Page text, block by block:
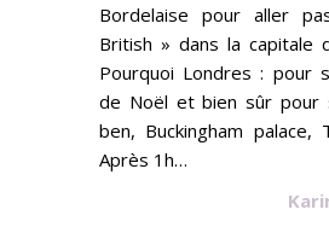
Bordelaise pour aller
British » dans la capitale
Pourquoi Londres : pour
de Noël et bien sûr pour
ben, Buckingham
Après 1h…